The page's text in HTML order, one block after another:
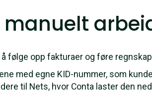
følge opp fakturaer og føre
med egne KID-nummer, som
til Nets, hvor Conta laster den